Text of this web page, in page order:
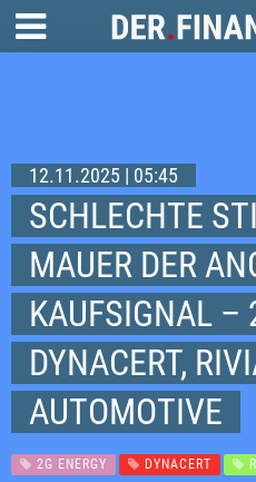
12.11.2025 | 05:45
SCHLECHTE
MAUER DER
KAUFSIGNAL –
DYNACERT,
AUTOMOTIVE
2G ENERGY DYNACERT